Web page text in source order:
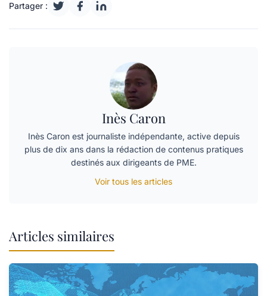
Partager :
Inès Caron
Inès Caron est journaliste indépendante, active depuis
plus de dix ans dans la rédaction de contenus pratiques
destinés aux dirigeants de PME.
Voir tous les articles
Articles similaires